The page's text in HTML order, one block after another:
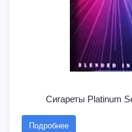
Сигареты Platinum
Подробнее